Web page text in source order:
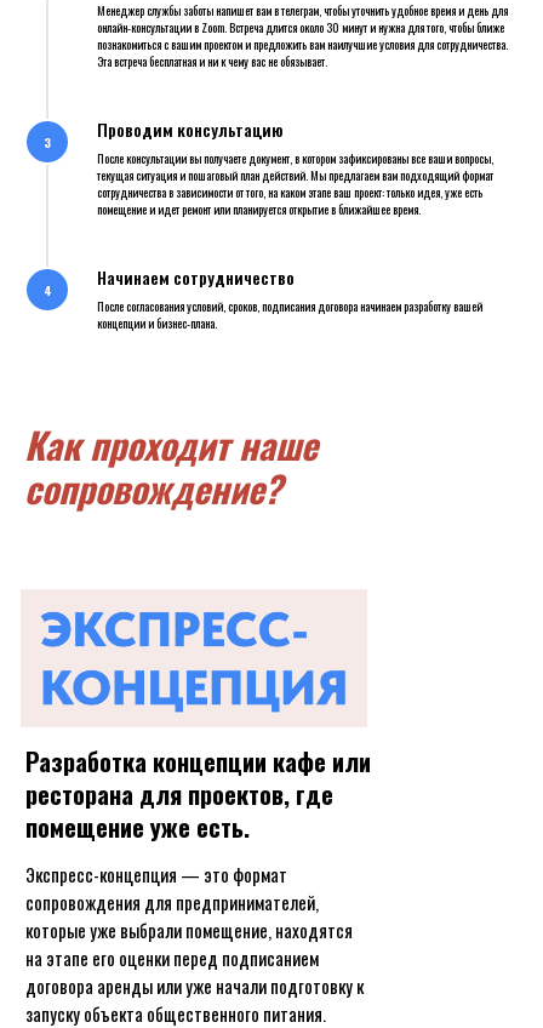
Менеджер службы заботы напишет вам в телеграм, чтобы уточнить удобное время и день для
онлайн-консультации в Zoom. Встреча длится около 30 минут и нужна для того, чтобы ближе
познакомиться с вашим проектом и предложить вам наилучшие условия для сотрудничества.
Эта встреча бесплатная и ни к чему вас не обязывает.
Проводим консультацию
После консультации вы получаете документ, в котором зафиксированы все ваши вопросы,
текущая ситуация и пошаговый план действий. Мы предлагаем вам подходящий формат
сотрудничества в зависимости от того, на каком этапе ваш проект: только идея, уже есть
помещение и идет ремонт или планируется открытие в ближайшее время.
Начинаем сотрудничество
После согласования условий, сроков, подписания договора начинаем разработку вашей
концепции и бизнес-плана.
Как проходит наше
сопровождение?
Экспресс-концепция — это формат
сопровождения для предпринимателей,
которые уже выбрали помещение, находятся
на этапе его оценки перед подписанием
договора аренды или уже начали подготовку к
запуску объекта общественного питания.
Разработка концепции кафе или
ресторана для проектов, где
помещение уже есть.